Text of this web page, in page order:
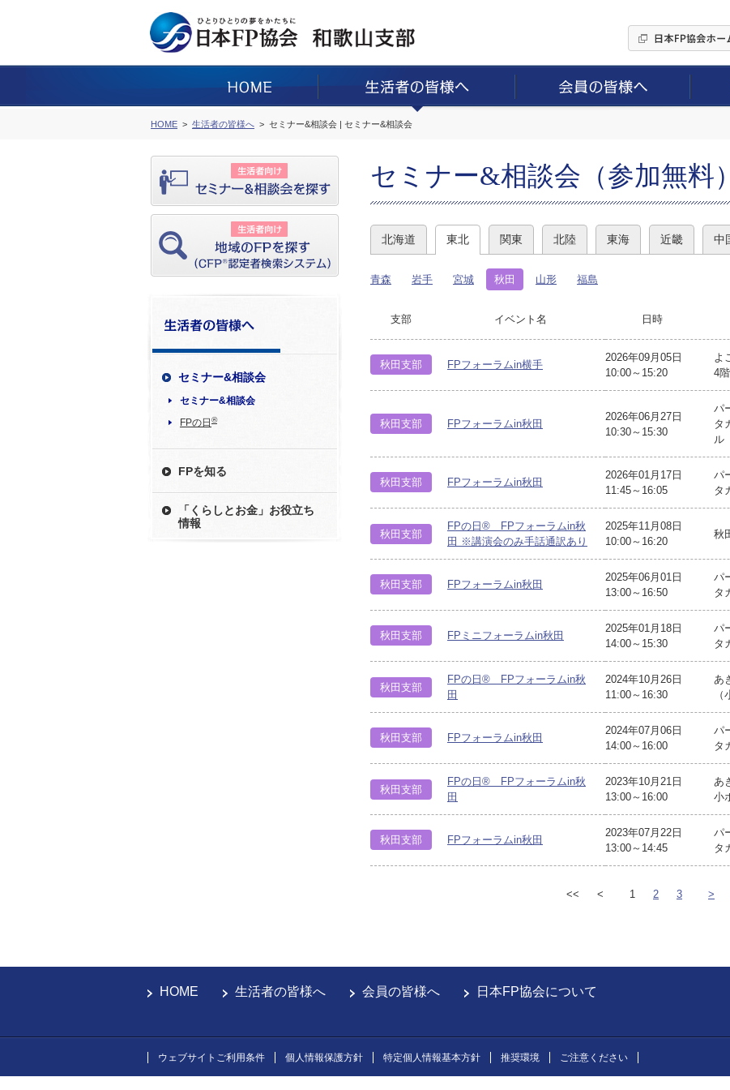
HOME 生活者の皆様へ セミナー&相談会 | セミナー&相談会
セミナー&相談会
セミナー&相談会
FPの日 ®
FPを知る
「くらしとお金」お役立ち
情報
セミナー&相談会（参加無料）
北海道 東北 関東 北陸 東海 近畿 中
青森 岩手 宮城 秋田 山形 福島
支部 イベント名 日時
秋田支部 FPフォーラムin横手
2026年09月05日
10:00～15:20
よ
4
秋田支部 FPフォーラムin秋田
2026年06月27日
10:30～15:30
パ
タ
ル
秋田支部 FPフォーラムin秋田
2026年01月17日
11:45～16:05
パ
タ
秋田支部
FPの日® FPフォーラムin秋
田 ※講演会のみ手話通訳あり
2025年11月08日
10:00～16:20
秋
秋田支部 FPフォーラムin秋田
2025年06月01日
13:00～16:50
パ
タ
秋田支部 FPミニフォーラムin秋田
2025年01月18日
14:00～15:30
パ
タ
秋田支部
FPの日® FPフォーラムin秋
田
2024年10月26日
11:00～16:30
あ
秋田支部 FPフォーラムin秋田
2024年07月06日
14:00～16:00
パ
タ
秋田支部
FPの日® FPフォーラムin秋
田
2023年10月21日
13:00～16:00
あ
小
秋田支部 FPフォーラムin秋田
2023年07月22日
13:00～14:45
パ
タ
<< < 1 2 3 >
HOME 生活者の皆様へ 会員の皆様へ 日本FP協会について
ウェブサイトご利用条件 個人情報保護方針 特定個人情報基本方針 推奨環境 ご注意ください